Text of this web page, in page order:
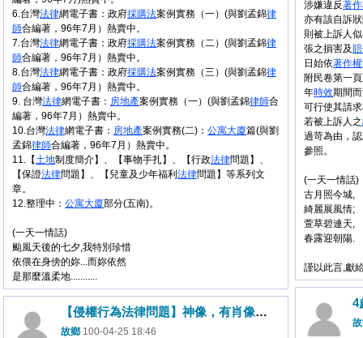
6.台灣法律網電子書：政府採購法案例實務（一）(與劉孟錦律
師合編著，96年7月）熱賣中。
7.台灣法律網電子書：政府採購法案例實務（二）(與劉孟錦律
師合編著，96年7月）熱賣中。
8.台灣法律網電子書：政府採購法案例實務（三）(與劉孟錦律
師合編著，96年7月）熱賣中。
9. 台灣法律網電子書： 房地產案例實務（一）(與劉孟錦律師合
編著，96年7月）熱賣中。
10.台灣法律網電子書： 房地產案例實務(二)： 公寓大廈篇(與劉
孟錦律師合編著，96年7月）熱賣中。
11.【土地制度簡介】、【事物手扎】、【行政法律問題】、
【保證法律問題】、【兒童及少年福利 法律問題】等系列文
章。
12.整理中： 公寓大廈部分(五南)。
(一天一情話)
颱風天後的七夕,我特別珍惜
依偎在身傍的妳...而妳依然
是那麼溫柔地...........
涉嫌違反著
亦有該自訴
則被上訴人
張之損害及
日始依著作權
附民卷第一
年時效期間
可行使其請
若被上訴人之
過苛為由，
參照。
(一天一情話)
古月照今城,
綺麗展風情;
萱草碧連天,
春露迎朝陽.
謹以此言,獻
4
【侵權行為法律問題】神像，有肖像權嗎?
故鄉100-04-25 18:46